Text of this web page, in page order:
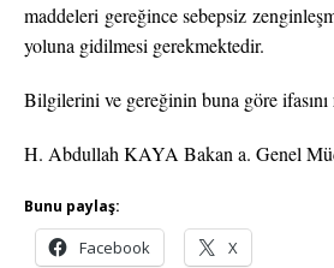
maddeleri gereğince sebepsiz
yoluna gidilmesi gerekmektedir.
Bilgilerini ve gereğinin buna göre ifasını
H. Abdullah KAYABakan a. Genel
Bunu paylaş:
Facebook X